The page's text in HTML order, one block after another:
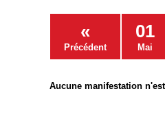
«
Précédent
01
Mai
Aucune manifestation